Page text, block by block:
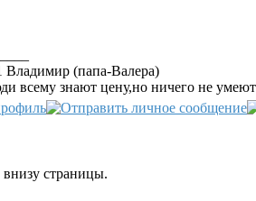
Владимир (папа-Валера)
всему знают цену,но ничего не
страницы.